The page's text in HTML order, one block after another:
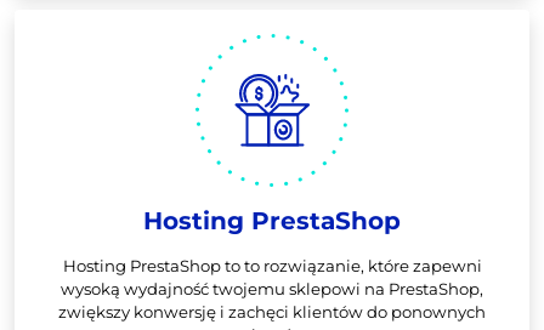
Hosting PrestaShop
Hosting PrestaShop to to rozwiązanie, które zapewni
wysoką wydajność twojemu sklepowi na PrestaShop,
zwiększy konwersję i zachęci klientów do ponownych